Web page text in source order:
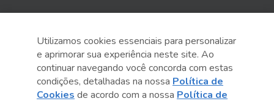
Serviço Social do Comércio
Administração Regional no Estado de São Paulo
Utilizamos cookies essenciais para personalizar
e aprimorar sua experiência neste site. Ao
continuar navegando você concorda com estas
condições, detalhadas na nossa Política de
Cookies de acordo com a nossa Política de